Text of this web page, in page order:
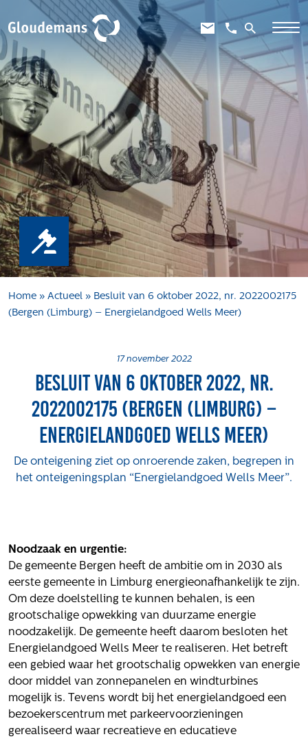
Expertises
Gebiedsontwikkeling
Gebiedseconomie
Grondstrategie en -verwerving
Taxaties overheid
Taxaties zakelijk
Schadevergoedingsrecht
Rentmeesterij
Transities
Projecten
Tender-light Amundsenstraat Valkenswaard
Concurrentiegerichte dialoog en tenderstrategie
Hoge Woerd in Ewijk
Pachtbeleid gemeente Valkenswaard: duurzame
watertransitie
Strategisch grondbeleid als motor voor
Maatschappelijk
Regeling van Rentmeesters 2020
Klachtenbehandeling Procedure (KBP)
Het verhaal van Gloudemans
Onze mensen
Werken bij Gloudemans
Actueel
Nieuws
Blogs
Home » Actueel » Besluit van 6 oktober 2022, nr. 2022002175
(Bergen (Limburg) – Energielandgoed Wells Meer)
17 november 2022
Besluit van 6 oktober 2022, nr.
2022002175 (Bergen (Limburg) –
Energielandgoed Wells Meer)
De onteigening ziet op onroerende zaken, begrepen in
het onteigeningsplan “Energielandgoed Wells Meer”.
Noodzaak en urgentie:
De gemeente Bergen heeft de ambitie om in 2030 als
eerste gemeente in Limburg energieonafhankelijk te zijn.
Om deze doelstelling te kunnen behalen, is een
grootschalige opwekking van duurzame energie
noodzakelijk. De gemeente heeft daarom besloten het
Energielandgoed Wells Meer te realiseren. Het betreft
een gebied waar het grootschalig opwekken van energie
door middel van zonnepanelen en windturbines
mogelijk is. Tevens wordt bij het energielandgoed een
bezoekerscentrum met parkeervoorzieningen
gerealiseerd waar recreatieve en educatieve